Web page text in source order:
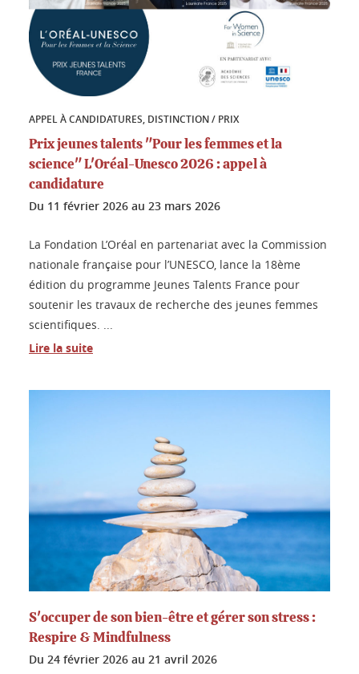
APPEL À CANDIDATURES, DISTINCTION / PRIX
Prix jeunes talents "Pour les femmes et la
science" L'Oréal-Unesco 2026 : appel à
candidature
Du 11 février 2026 au 23 mars 2026
La Fondation L’Oréal en partenariat avec la Commission
nationale française pour l’UNESCO, lance la 18ème
édition du programme Jeunes Talents France pour
soutenir les travaux de recherche des jeunes femmes
scientifiques. ...
Lire la suite
S'occuper de son bien-être et gérer son stress :
Respire & Mindfulness
Du 24 février 2026 au 21 avril 2026